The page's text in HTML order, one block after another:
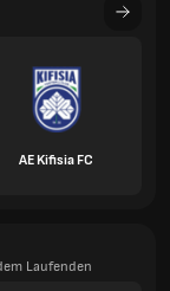
AE Kifisia FC
Laufenden